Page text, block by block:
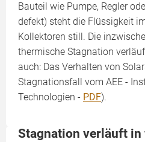
Bauteil wie Pumpe, Regler
defekt) steht die Flüssigkeit
Kollektoren still. Die
thermische Stagnation
auch: Das Verhalten von
Stagnationsfall vom AEE -
Technologien - PDF).
Stagnation verläuft in